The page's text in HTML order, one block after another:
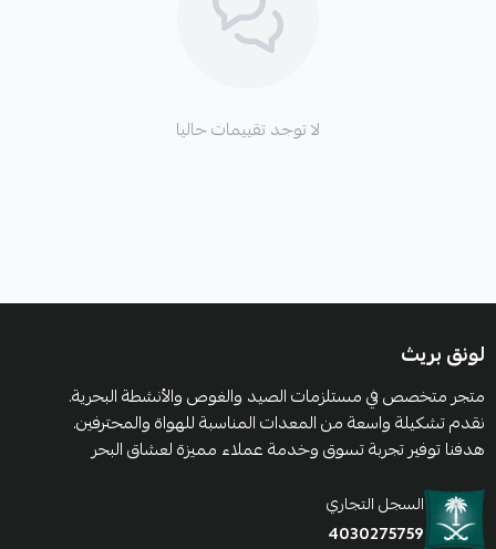
لا توجد تقييمات حاليا
لونق بريث
متجر متخصص في مستلزمات الصيد والغوص والأنشطة البحرية.
نقدم تشكيلة واسعة من المعدات المناسبة للهواة والمحترفين.
هدفنا توفير تجربة تسوق وخدمة عملاء مميزة لعشاق البحر
السجل التجاري
4030275759